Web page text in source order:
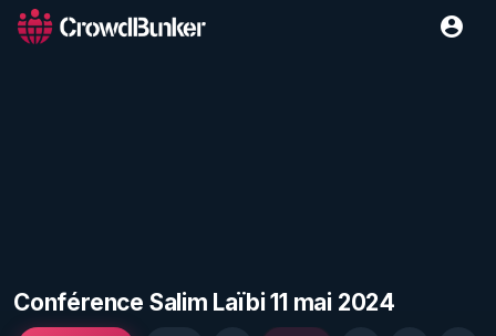
Conférence Salim Laïbi 11 mai 2024